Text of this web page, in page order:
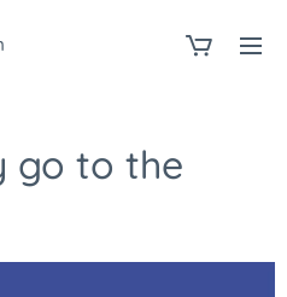
go to the